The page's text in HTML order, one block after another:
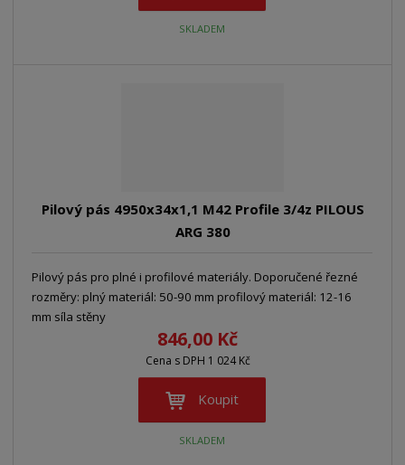
SKLADEM
Pilový pás 4950x34x1,1 M42 Profile 3/4z PILOUS
ARG 380
Pilový pás pro plné i profilové materiály. Doporučené řezné
rozměry: plný materiál: 50-90 mm profilový materiál: 12-16
mm síla stěny
846,00 Kč
Cena s DPH 1 024 Kč
Koupit
SKLADEM